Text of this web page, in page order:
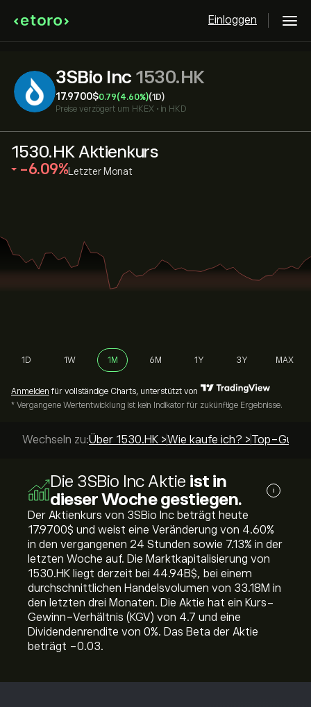
Einloggen
3SBio Inc 1530.HK
17.9700‎$‎0.79(4.60%)(1D)
Preise verzögert um HKEX • in HKD
1530.HK Aktienkurs
‎-6.09‎ Letzter Monat
1D 1W 1M 6M 1Y 3Y MAX
Anmelden für vollständige Charts, unterstützt von
* Vergangene Wertentwicklung ist kein Indikator für zukünftige Ergebnisse.
Wechseln zu:Über 1530.HK >Wie kaufe ich? >Top-
Die 3SBio Inc Aktie ist in
dieser Woche gestiegen.
i
Der Aktienkurs von 3SBio Inc beträgt heute
17.9700‎$‎ und weist eine Veränderung von ‎4.60‎%
in den vergangenen 24 Stunden sowie ‎7.13‎% in der
letzten Woche auf. Die Marktkapitalisierung von
1530.HK liegt derzeit bei 44.94B‎$‎, bei einem
durchschnittlichen Handelsvolumen von 33.18M in
den letzten drei Monaten. Die Aktie hat ein Kurs-
Gewinn-Verhältnis (KGV) von 4.7 und eine
Dividendenrendite von 0%. Das Beta der Aktie
beträgt -0.03.